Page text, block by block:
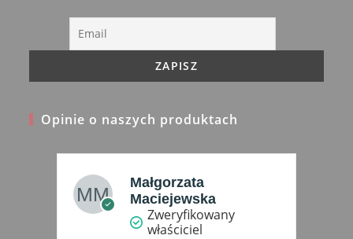
Opinie o naszych produktach
Małgorzata
Maciejewska
Zweryfikowany
właściciel